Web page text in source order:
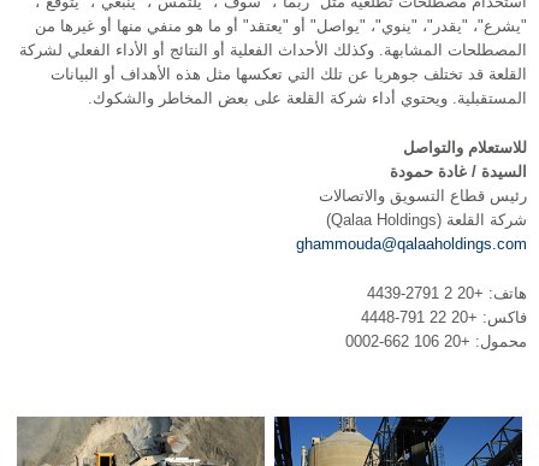
"يشرع"، "يقدر"، "ينوي"، "يواصل" أو "يعتقد" أو ما هو منفي منها أو غيرها من
المصطلحات المشابهة. وكذلك الأحداث الفعلية أو النتائج أو الأداء الفعلي لشركة
القلعة قد تختلف جوهريا عن تلك التي تعكسها مثل هذه الأهداف أو البيانات
المستقبلية. ويحتوي أداء شركة القلعة على بعض المخاطر والشكوك.
للاستعلام والتواصل
السيدة / غادة حمودة
رئيس قطاع التسويق والاتصالات
شركة القلعة (Qalaa Holdings)
ghammouda@qalaaholdings.com
هاتف: +20 2 2791-4439
فاكس: +20 22 791-4448
محمول: +20 106 662-0002